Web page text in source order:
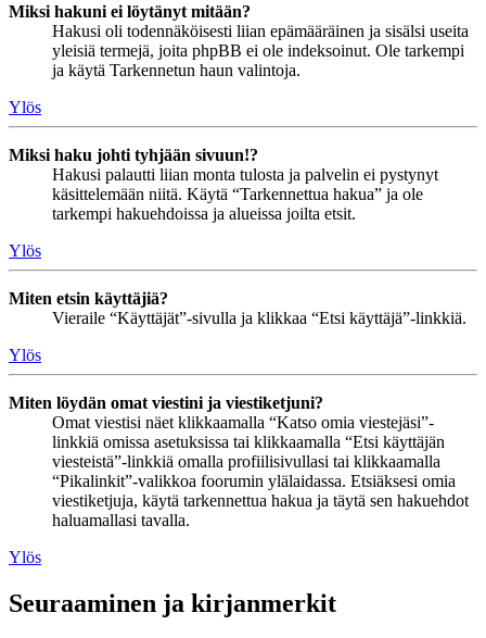
Miksi hakuni ei löytänyt mitään?
Hakusi oli todennäköisesti liian epämääräinen ja sisälsi useita
yleisiä termejä, joita phpBB ei ole indeksoinut. Ole tarkempi
ja käytä Tarkennetun haun valintoja.
Ylös
Miksi haku johti tyhjään sivuun!?
Hakusi palautti liian monta tulosta ja palvelin ei pystynyt
käsittelemään niitä. Käytä “Tarkennettua hakua” ja ole
tarkempi hakuehdoissa ja alueissa joilta etsit.
Ylös
Miten etsin käyttäjiä?
Vieraile “Käyttäjät”-sivulla ja klikkaa “Etsi käyttäjä”-linkkiä.
Ylös
Miten löydän omat viestini ja viestiketjuni?
Omat viestisi näet klikkaamalla “Katso omia viestejäsi”-
linkkiä omissa asetuksissa tai klikkaamalla “Etsi käyttäjän
viesteistä”-linkkiä omalla profiilisivullasi tai klikkaamalla
“Pikalinkit”-valikkoa foorumin ylälaidassa. Etsiäksesi omia
viestiketjuja, käytä tarkennettua hakua ja täytä sen hakuehdot
haluamallasi tavalla.
Ylös
Seuraaminen ja kirjanmerkit